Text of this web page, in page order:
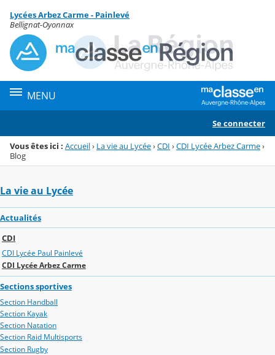
Menu de la rubrique
Contenu
Lycées Arbez Carme - Painlevé
Bellignat-Oyonnax
MENU
Se connecter
Vous êtes ici : Accueil› La vie au Lycée›CDI ›CDI Lycée Arbez Carme›
Blog
La vie au Lycée
Actualités
CDI
CDI Lycée Paul Painlevé
CDI Lycée Arbez Carme
Sections sportives
Section Handball
Section Kayak
Section Natation
Section Raid Multisports
Section Rugby